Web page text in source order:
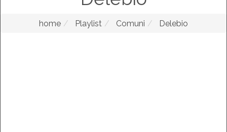
home Playlist Comuni Delebio